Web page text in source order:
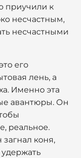
приучили к
несчастным,
несчастными
его
лень, а
Именно эта
авантюры. Он
реальное.
коня,